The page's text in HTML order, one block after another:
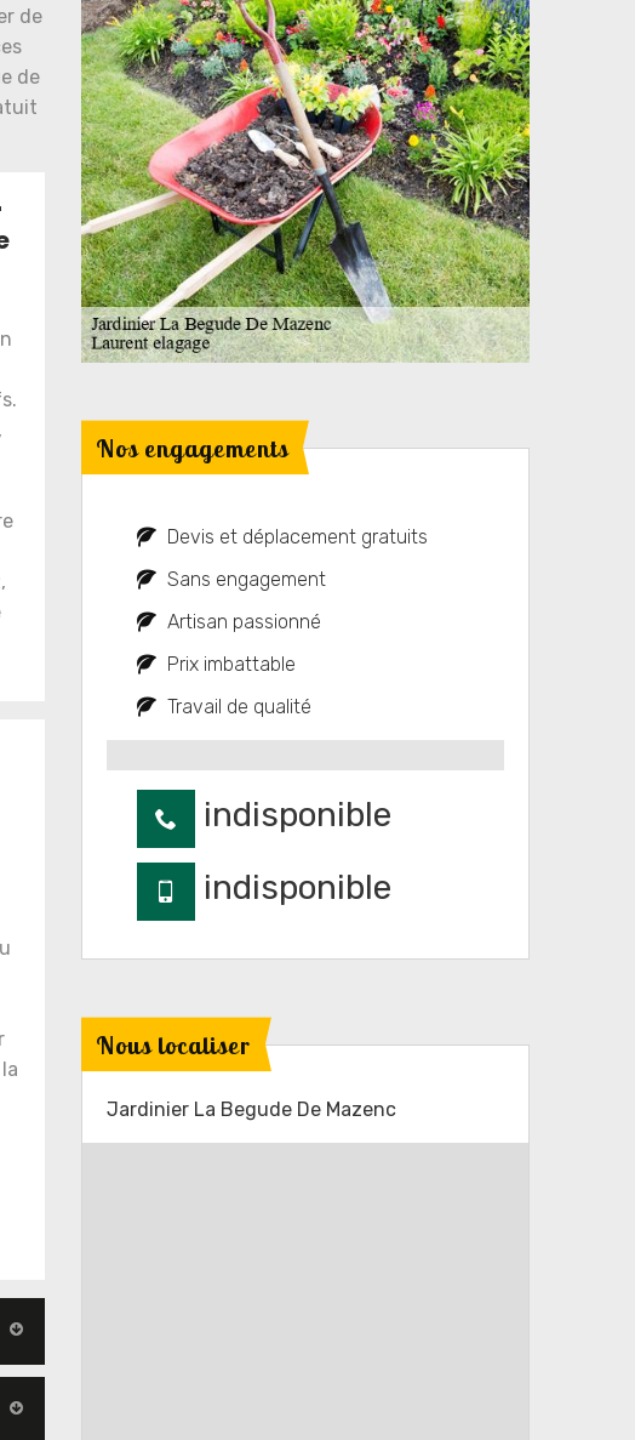
de
de
Nos engagements
Devis et déplacement gratuits
Sans engagement
Artisan passionné
Prix imbattable
Travail de qualité
indisponible
indisponible
Nous localiser
Jardinier La Begude De Mazenc